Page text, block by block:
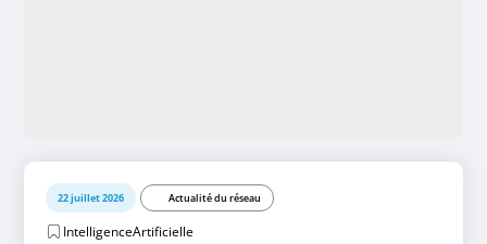
22 juillet 2026 Actualité du réseau
IntelligenceArtificielle